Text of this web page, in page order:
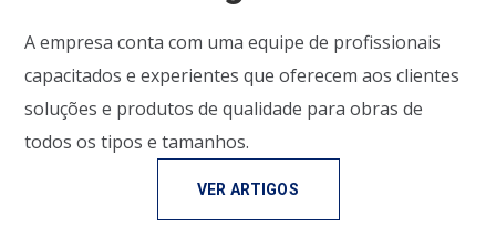
A empresa conta com uma equipe de profissionais
capacitados e experientes que oferecem aos clientes
soluções e produtos de qualidade para obras de
todos os tipos e tamanhos.
VER ARTIGOS